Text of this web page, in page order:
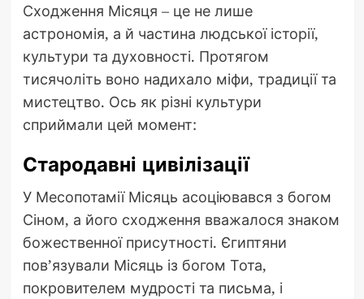
Сходження Місяця – це не лише
астрономія, а й частина людської історії,
культури та духовності. Протягом
тисячоліть воно надихало міфи, традиції та
мистецтво. Ось як різні культури
сприймали цей момент:
Стародавні цивілізації
У Месопотамії Місяць асоціювався з богом
Сіном, а його сходження вважалося знаком
божественної присутності. Єгиптяни
пов’язували Місяць із богом Тота,
покровителем мудрості та письма, і